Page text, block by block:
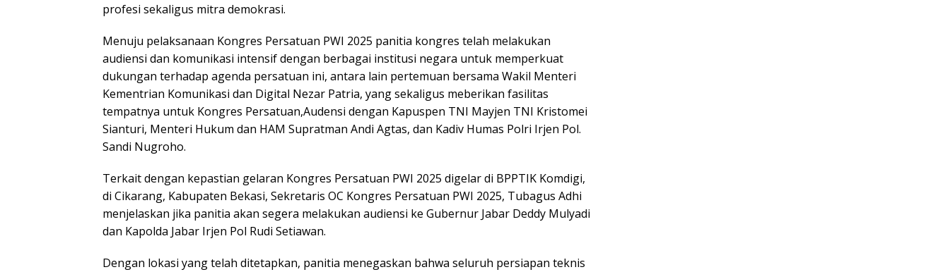
profesi sekaligus mitra demokrasi.
Menuju pelaksanaan Kongres Persatuan PWI 2025 panitia kongres telah melakukan
audiensi dan komunikasi intensif dengan berbagai institusi negara untuk memperkuat
dukungan terhadap agenda persatuan ini, antara lain pertemuan bersama Wakil Menteri
Kementrian Komunikasi dan Digital Nezar Patria, yang sekaligus meberikan fasilitas
tempatnya untuk Kongres Persatuan,Audensi dengan Kapuspen TNI Mayjen TNI Kristomei
Sianturi, Menteri Hukum dan HAM Supratman Andi Agtas, dan Kadiv Humas Polri Irjen Pol.
Sandi Nugroho.
Terkait dengan kepastian gelaran Kongres Persatuan PWI 2025 digelar di BPPTIK Komdigi,
di Cikarang, Kabupaten Bekasi, Sekretaris OC Kongres Persatuan PWI 2025, Tubagus Adhi
menjelaskan jika panitia akan segera melakukan audiensi ke Gubernur Jabar Deddy Mulyadi
dan Kapolda Jabar Irjen Pol Rudi Setiawan.
Dengan lokasi yang telah ditetapkan, panitia menegaskan bahwa seluruh persiapan teknis